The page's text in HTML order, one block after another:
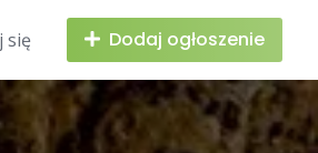
się Dodaj ogłoszenie